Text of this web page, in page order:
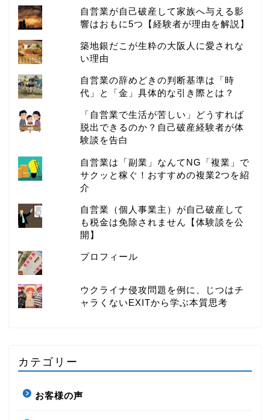
自営業が自己破産して家族へ与える影
響はおもに5つ【経験者が理由を解説】
築地銀だこが生粋の大阪人に愛されな
い理由
自営業の辞めどきの判断基準は「時
代」と「金」具体的な引き際とは？
「自営業で生活が苦しい」どうすれば
脱出できるのか？自己破産経験者が体
験談を告白
自営業は「副業」なんてNG「複業」で
サクッと稼ぐ！おすすめの複業2つを紹
介
自営業（個人事業主）が自己破産して
も税金は免除されません【体験談を公
開】
プロフィール
ウクライナ侵攻問題を例に、じつはチ
ャラくないEXITから学ぶ本質思考
カテゴリー
お客様の声